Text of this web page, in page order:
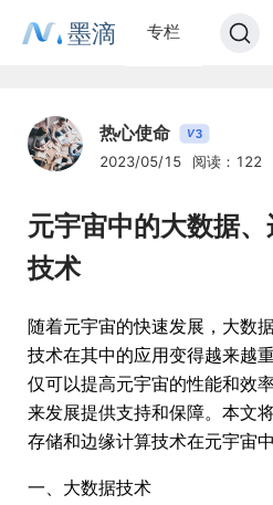
墨滴 专栏
热心使命 V3
2023/05/15 阅读：122
元宇宙中的大数据
技术
随着元宇宙的快速发展，大数
技术在其中的应用变得越来越
仅可以提高元宇宙的性能和效
来发展提供支持和保障。本文
存储和边缘计算技术在元宇宙中
一、大数据技术